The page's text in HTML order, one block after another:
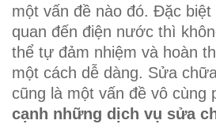
một vấn đề nào đó. Đặc
quan đến điện nước thì
thể tự đảm nhiệm và hoàn
một cách dễ dàng. Sửa
cũng là một vấn đề vô cùng
cạnh những dịch vụ sửa